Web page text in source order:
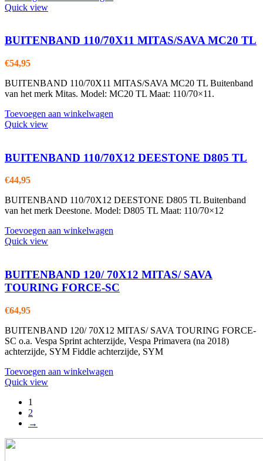
Quick view
BUITENBAND 110/70X11 MITAS/SAVA MC20 TL
€54,95
BUITENBAND 110/70X11 MITAS/SAVA MC20 TL Buitenband
van het merk Mitas. Model: MC20 TL Maat: 110/70×11.
Toevoegen aan winkelwagen
Quick view
BUITENBAND 110/70X12 DEESTONE D805 TL
€44,95
BUITENBAND 110/70X12 DEESTONE D805 TL Buitenband
van het merk Deestone. Model: D805 TL Maat: 110/70×12
Toevoegen aan winkelwagen
Quick view
BUITENBAND 120/ 70X12 MITAS/ SAVA
TOURING FORCE-SC
€64,95
BUITENBAND 120/ 70X12 MITAS/ SAVA TOURING FORCE-
SC o.a. Vespa Sprint achterzijde, Vespa Primavera (na 2018)
achterzijde, SYM Fiddle achterzijde, SYM
Toevoegen aan winkelwagen
Quick view
1
2
→